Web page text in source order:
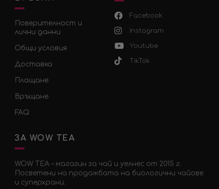
Поверителност и
лични данни
Общи условия
Доставка
Плащане
Връщане
FAQ
Facebook
Instagram
Youtube
TikTok
ЗА WOW TEA
WOW TEA – магазин за чай и уелнес от 2015 г.
Посветени на продажбата на биологични чайове
и суперхрани.